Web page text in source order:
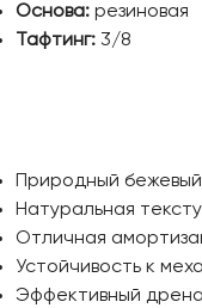
Основа: резиновая
Тафтинг: 3/8
Природный
Натуральная
Отличная
Устойчивость к
Эффективный